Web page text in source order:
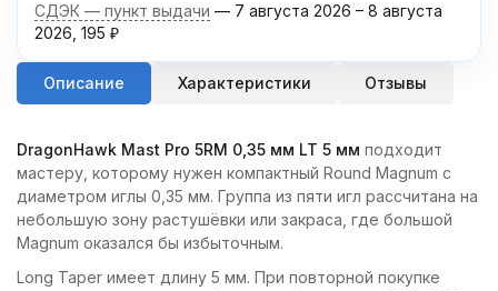
СДЭК — пункт выдачи 7 августа 2026 – 8 августа
2026 195 ₽
Описание Характеристики Отзывы
DragonHawk Mast Pro 5RM 0,35 мм LT 5 мм подходит
мастеру, которому нужен компактный Round Magnum с
диаметром иглы 0,35 мм. Группа из пяти игл рассчитана на
небольшую зону растушёвки или закраса, где большой
Magnum оказался бы избыточным.
Long Taper имеет длину 5 мм. При повторной покупке